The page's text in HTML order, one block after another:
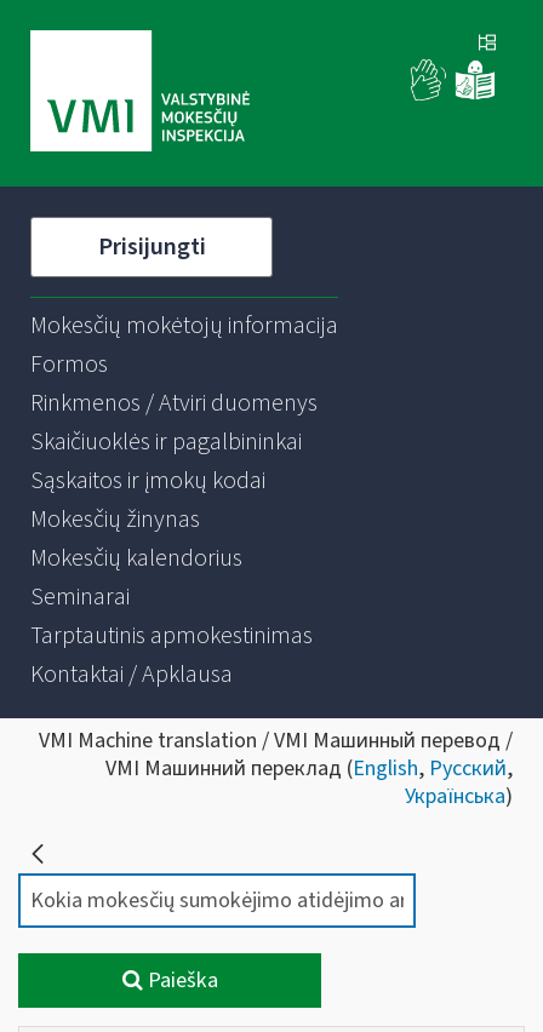
Prisijungti
Mokesčių mokėtojų informacija
Formos
Rinkmenos / Atviri duomenys
Skaičiuoklės ir pagalbininkai
Sąskaitos ir įmokų kodai
Mokesčių žinynas
Mokesčių kalendorius
Seminarai
Tarptautinis apmokestinimas
Kontaktai / Apklausa
VMI Machine translation / VMI Машинный перевод /
VMI Машинний переклад (English, Русский,
Українська)
Paieška